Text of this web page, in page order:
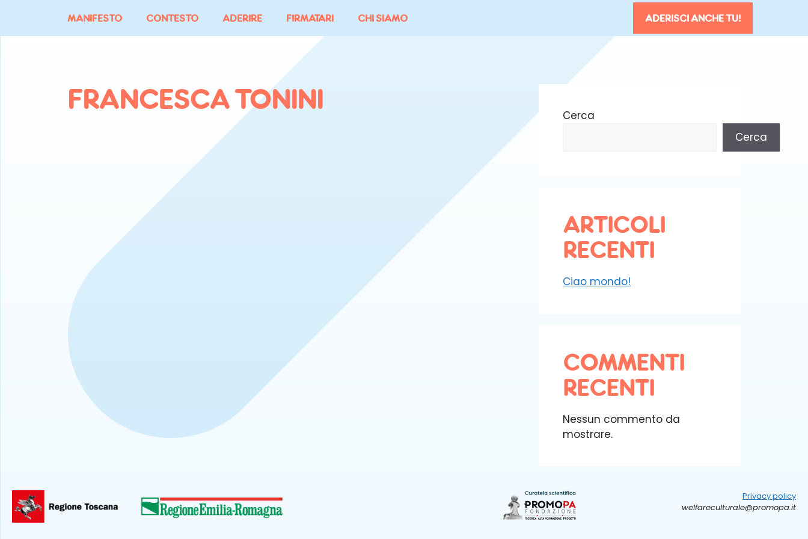
contenuto
MANIFESTO CONTESTO ADERIRE FIRMATARI CHI SIAMO ADERISCI ANCHE TU!
FRANCESCA TONINI
Cerca
Cerca
ARTICOLI
RECENTI
Ciao mondo!
COMMENTI
RECENTI
Nessun commento da
mostrare.
Privacy policy
welfareculturale@promopa.it